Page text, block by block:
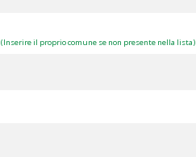
(Inserire il proprio comune se non presente nella lista)